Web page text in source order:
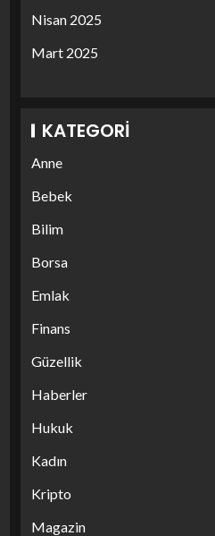
Nisan 2025
Mart 2025
KATEGORI
Anne
Bebek
Bilim
Borsa
Emlak
Finans
Güzellik
Haberler
Hukuk
Kadın
Kripto
Magazin